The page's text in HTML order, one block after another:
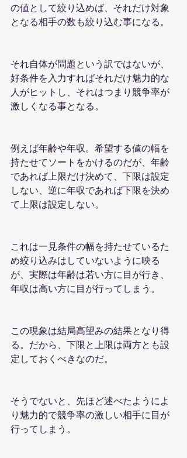
の値として絞り込めば、それだけ対象
となる相手の数も絞り込む事になる。
それ自体が問題という訳ではないが、
好条件を入力すればそれだけ魅力的な
人がヒットし、それはつまり競争率が
激しくなる事となる。
例えば年齢や年収。希望する値の幅を
持たせてソートをかけるのだが、年齢
であれば上限だけ決めて、下限は設定
しない、逆に年収であれば下限を決め
て上限は設定しない。
これは一見条件の幅を持たせているた
め絞り込みはしていないように映る
が、実際は年齢は若い方に目が行き、
年収は高い方に目が行ってしまう。
この現象は結局高望みの結果となり得
る。だから、下限と上限は両方とも設
定しておくべきなのだ。
そうでないと、先ほど述べたようによ
り魅力的で競争率の激しい相手に目が
行ってしまう。